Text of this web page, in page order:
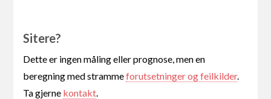
Sitere?
Dette er ingen måling eller prognose, men en
beregning med strammeforutsetninger og feilkilder.
Ta gjerne kontakt